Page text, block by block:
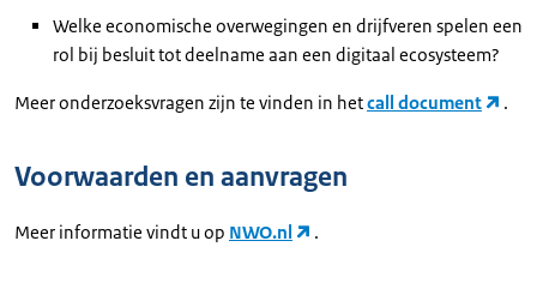
Welke economische overwegingen en drijfveren spelen een
rol bij besluit tot deelname aan een digitaal ecosysteem?
Meer onderzoeksvragen zijn te vinden in hetcall document .
Voorwaarden en aanvragen
Meer informatie vindt u op NWO.nl .